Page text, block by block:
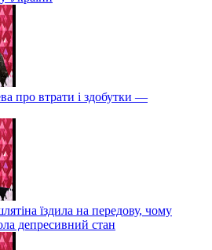
про втрати і здобутки —
їздила на передову, чому
депресивний стан